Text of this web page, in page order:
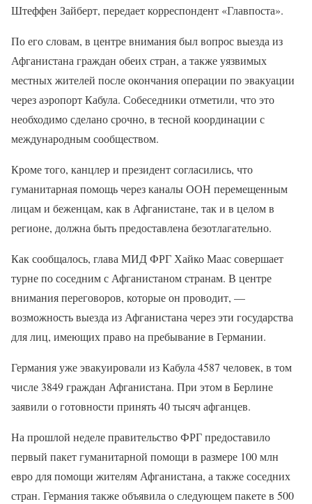
Штеффен Зайберт, передает корреспондент «Главпоста».
По его словам, в центре внимания был вопрос выезда из
Афганистана граждан обеих стран, а также уязвимых
местных жителей после окончания операции по эвакуации
через аэропорт Кабула. Собеседники отметили, что это
необходимо сделано срочно, в тесной координации с
международным сообществом.
Кроме того, канцлер и президент согласились, что
гуманитарная помощь через каналы ООН перемещенным
лицам и беженцам, как в Афганистане, так и в целом в
регионе, должна быть предоставлена ​​безотлагательно.
Как сообщалось, глава МИД ФРГ Хайко Маас совершает
турне по соседним с Афганистаном странам. В центре
внимания переговоров, которые он проводит, —
возможность выезда из Афганистана через эти государства
для лиц, имеющих право на пребывание в Германии.
Германия уже эвакуировали из Кабула 4587 человек, в том
числе 3849 граждан Афганистана. При этом в Берлине
заявили о готовности принять 40 тысяч афганцев.
На прошлой неделе правительство ФРГ предоставило
первый пакет гуманитарной помощи в размере 100 млн
евро для помощи жителям Афганистана, а также соседних
стран. Германия также объявила о следующем пакете в 500